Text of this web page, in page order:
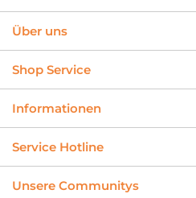
Über uns
Shop Service
Informationen
Service Hotline
Unsere Communitys